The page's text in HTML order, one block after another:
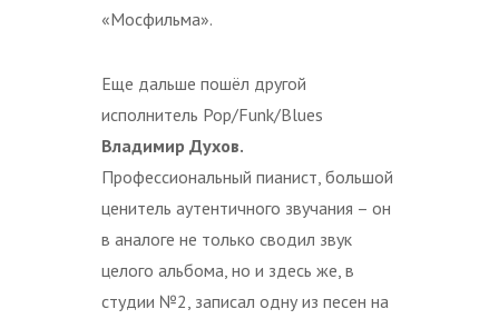
«Мосфильма».
Еще дальше пошёл другой
исполнитель Pop/Funk/Blues
Владимир Духов.
Профессиональный пианист, большой
ценитель аутентичного звучания – он
в аналоге не только сводил звук
целого альбома, но и здесь же, в
студии №2, записал одну из песен на